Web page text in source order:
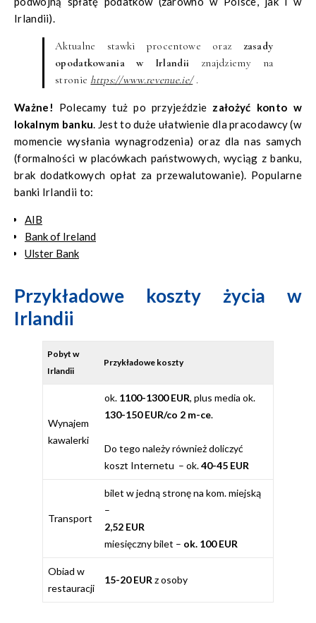
Irlandii).
Aktualne stawki procentowe oraz zasady
opodatkowania w Irlandii znajdziemy na
stroniehttps://www.revenue.ie/.
Ważne! Polecamy tuż po przyjeździe założyć konto w
lokalnym banku. Jest to duże ułatwienie dla pracodawcy (w
momencie wysłania wynagrodzenia) oraz dla nas samych
(formalności w placówkach państwowych, wyciąg z banku,
brak dodatkowych opłat za przewalutowanie). Popularne
banki Irlandii to:
AIB
Bank of Ireland
Ulster Bank
Przykładowe koszty życia w
Irlandii
Pobyt w
Irlandii
Przykładowe koszty
Wynajem
kawalerki
ok. 1100-1300 EUR, plus media ok.
130-150 EUR/co 2 m-ce.
Do tego należy również doliczyć
koszt Internetu – ok.40-45 EUR
Transport
bilet w jedną stronę na kom. miejską
–
2,52 EUR
miesięczny bilet – ok. 100 EUR
Obiad w
restauracji
15-20 EUR z osoby